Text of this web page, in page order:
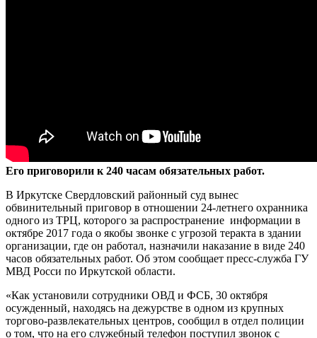
Его приговорили к 240 часам обязательных работ.
В Иркутске Свердловский районный суд вынес
обвинительный приговор в отношении 24-летнего охранника
одного из ТРЦ, которого за распространение информации в
октябре 2017 года о якобы звонке с угрозой теракта в здании
организации, где он работал, назначили наказание в виде 240
часов обязательных работ. Об этом сообщает пресс-служба ГУ
МВД Росси по Иркутской области.
«Как установили сотрудники ОВД и ФСБ, 30 октября
осужденный, находясь на дежурстве в одном из крупных
торгово-развлекательных центров, сообщил в отдел полиции
о том, что на его служебный телефон поступил звонок с